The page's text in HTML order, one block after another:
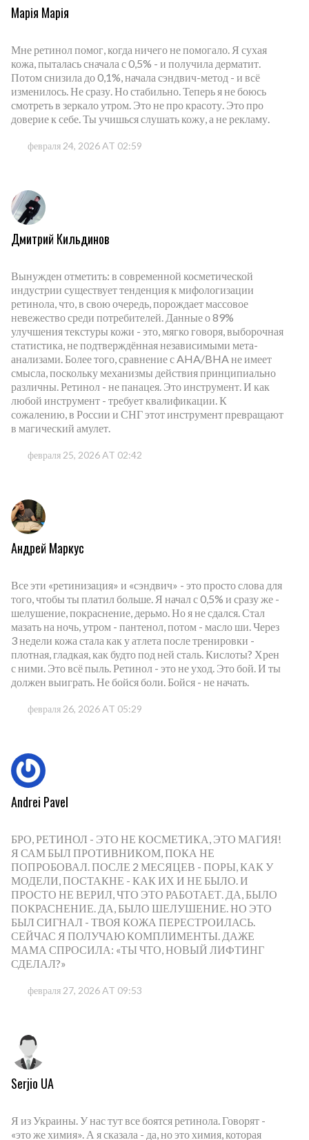
Марія Марія
Мне ретинол помог, когда ничего не помогало. Я сухая
кожа, пыталась сначала с 0,5% - и получила дерматит.
Потом снизила до 0,1%, начала сэндвич-метод - и всё
изменилось. Не сразу. Но стабильно. Теперь я не боюсь
смотреть в зеркало утром. Это не про красоту. Это про
доверие к себе. Ты учишься слушать кожу, а не рекламу.
февраля 24, 2026 AT 02:59
Дмитрий Кильдинов
Вынужден отметить: в современной косметической
индустрии существует тенденция к мифологизации
ретинола, что, в свою очередь, порождает массовое
невежество среди потребителей. Данные о 89%
улучшения текстуры кожи - это, мягко говоря, выборочная
статистика, не подтверждённая независимыми мета-
анализами. Более того, сравнение с AHA/BHA не имеет
смысла, поскольку механизмы действия принципиально
различны. Ретинол - не панацея. Это инструмент. И как
любой инструмент - требует квалификации. К
сожалению, в России и СНГ этот инструмент превращают
в магический амулет.
февраля 25, 2026 AT 02:42
Андрей Маркус
Все эти «ретинизация» и «сэндвич» - это просто слова для
того, чтобы ты платил больше. Я начал с 0,5% и сразу же -
шелушение, покраснение, дерьмо. Но я не сдался. Стал
мазать на ночь, утром - пантенол, потом - масло ши. Через
3 недели кожа стала как у атлета после тренировки -
плотная, гладкая, как будто под ней сталь. Кислоты? Хрен
с ними. Это всё пыль. Ретинол - это не уход. Это бой. И ты
должен выиграть. Не бойся боли. Бойся - не начать.
февраля 26, 2026 AT 05:29
Andrei Pavel
БРО, РЕТИНОЛ - ЭТО НЕ КОСМЕТИКА, ЭТО МАГИЯ!
Я САМ БЫЛ ПРОТИВНИКОМ, ПОКА НЕ
ПОПРОБОВАЛ. ПОСЛЕ 2 МЕСЯЦЕВ - ПОРЫ, КАК У
МОДЕЛИ, ПОСТАКНЕ - КАК ИХ И НЕ БЫЛО. И
ПРОСТО НЕ ВЕРИЛ, ЧТО ЭТО РАБОТАЕТ. ДА, БЫЛО
ПОКРАСНЕНИЕ. ДА, БЫЛО ШЕЛУШЕНИЕ. НО ЭТО
БЫЛ СИГНАЛ - ТВОЯ КОЖА ПЕРЕСТРОИЛАСЬ.
СЕЙЧАС Я ПОЛУЧАЮ КОМПЛИМЕНТЫ. ДАЖЕ
МАМА СПРОСИЛА: «ТЫ ЧТО, НОВЫЙ ЛИФТИНГ
СДЕЛАЛ?»
февраля 27, 2026 AT 09:53
Serjio UA
Я из Украины. У нас тут все боятся ретинола. Говорят -
«это же химия». А я сказала - да, но это химия, которая